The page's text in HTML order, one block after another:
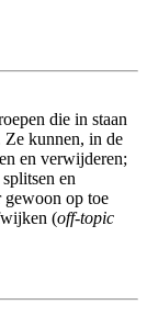
die in staan
kunnen, in de
en verwijderen;
en
gewoon op toe
(off-topic